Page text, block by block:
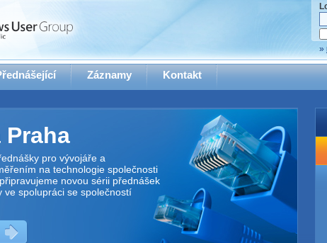
»
Záznamy Kontakt
Praha
pro vývojáře a
na technologie společnosti
novou sérii přednášek
ve spolupráci se společností